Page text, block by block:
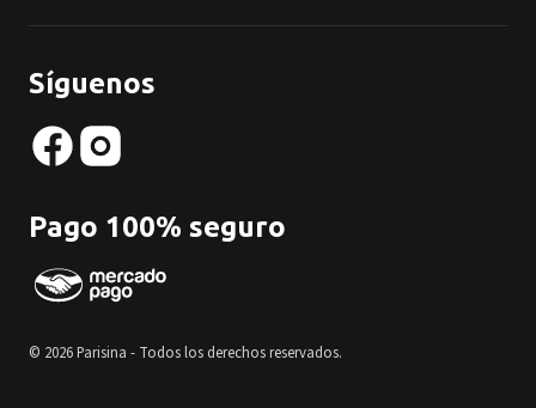
Síguenos
Pago 100% seguro
© 2026 Parisina - Todos los derechos reservados.